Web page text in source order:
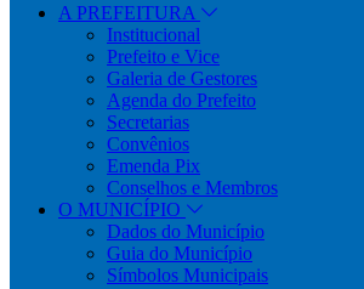
A PREFEITURA
Institucional
Prefeito e Vice
Galeria de Gestores
Agenda do Prefeito
Secretarias
Convênios
Emenda Pix
Conselhos e Membros
O MUNICÍPIO
Dados do Município
Guia do Município
Símbolos Municipais